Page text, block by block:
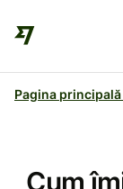
Pagina
Cum